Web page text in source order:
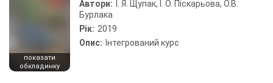
показати
обкладинку
Автори:
І. Я. Щупак, І. О. Піскарьова, О.В.
Бурлака
Рік: 2019
Опис: Інтегрований курс